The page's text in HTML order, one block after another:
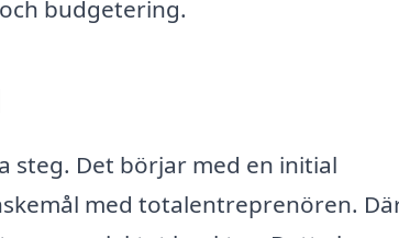
budgetering.
steg. Det börjar med en initial
med totalentreprenören.